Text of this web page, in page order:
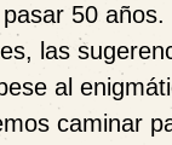
50
las
al
caminar